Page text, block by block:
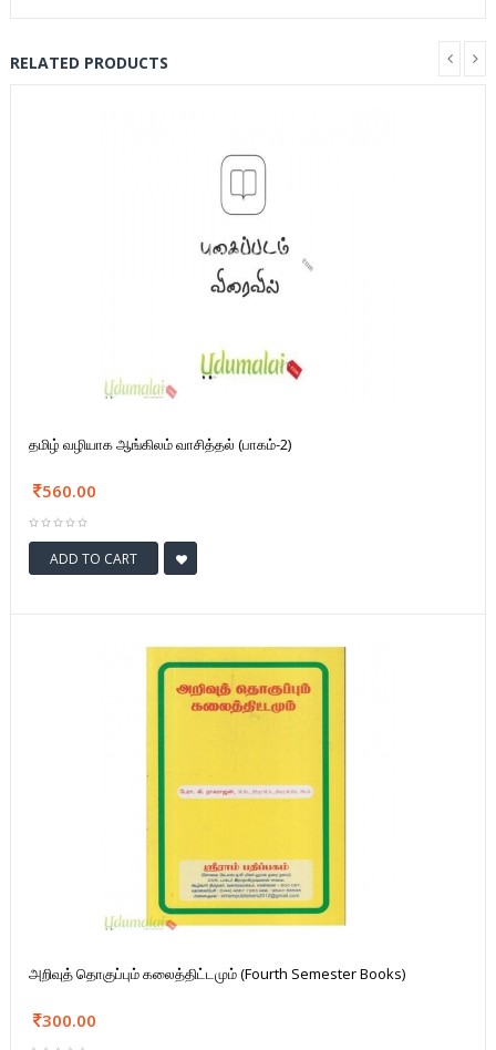
RELATED PRODUCTS
தமிழ் வழியாக ஆங்கிலம் வாசித்தல் (பாகம்-2)
560.00
ADD TO CART
அறிவுத் தொகுப்பும் கலைத்திட்டமும் (Fourth Semester Books)
300.00